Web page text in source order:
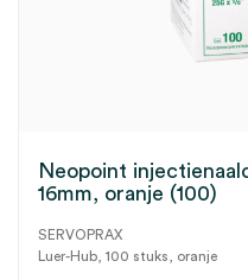
Neopoint
16mm, oranje (100)
SERVOPRAX
Luer-Hub, 100 stuks, oranje